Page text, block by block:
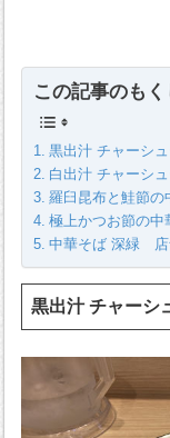
この記事のもく
黒出汁 チャーシ
白出汁 チャーシ
羅臼昆布と鮭節
極上かつお節の
中華そば 深緑 店
黒出汁 チャー